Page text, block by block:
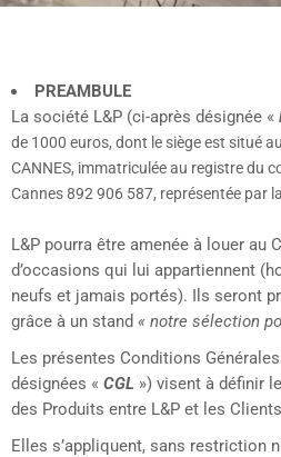
PREAMBULE
La société L&P (ci-après désignée «
de 1000 euros, dont le siège est situé
CANNES, immatriculée au registre du
Cannes 892 906 587, représentée par
L&P pourra être amenée à louer au
d’occasions qui lui appartiennent
neufs et jamais portés). Ils seront
grâce à un stand « notre sélection
Les présentes Conditions
désignées « CGL ») visent à définir
des Produits entre L&P et les
Elles s’appliquent, sans restriction